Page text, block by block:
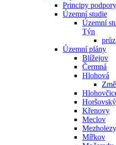
Principy
Územní studie
Územní
Týn
Územní plány
Blížejov
Čermná
Hlohová
Křenovy
Meclov
Mezholezy
Mířkov